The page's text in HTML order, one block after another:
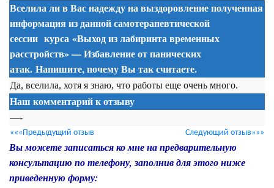
Вселила ли в Вас надежду на выздоровление полученная
информация из даннойсамотерапевтической
сессии курса «Выход из лабиринта временных
расстройств» — Избавление от панических
атак. Напишите, почему Вы так считаете.
Да, вселила, хотя я знаю, что работы еще очень много.
Наш комментарий к отзыву
—-
«««Предыдущий отзыв Следующий отзыв»»»
Вы можете записаться ко мне на предварительную
консультацию по телефону, заполнив для этого ниже
приведенную форму: